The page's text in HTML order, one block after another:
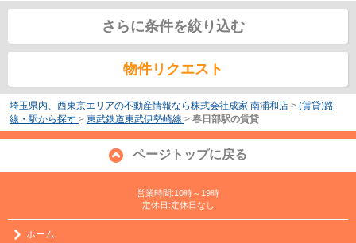
さらに条件を絞り込む
物件リクエスト
埼玉県内、西東京エリアの不動産情報なら株式会社成家 南浦和店 > (賃貸)路
線・駅から探す > 東武鉄道東武伊勢崎線 > 春日部駅の賃貸
ページトップに戻る
営業時間:10時～19時
定休日:定休日なし
ホーム